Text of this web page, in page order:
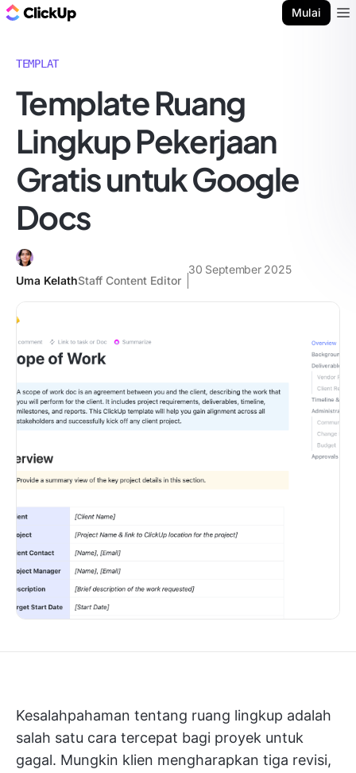
Mulai
TEMPLAT
Template Ruang
Lingkup Pekerjaan
Gratis untuk Google
Docs
Uma KelathStaff Content Editor
30 September 2025
Kesalahpahaman tentang ruang lingkup adalah
salah satu cara tercepat bagi proyek untuk
gagal. Mungkin klien mengharapkan tiga revisi,